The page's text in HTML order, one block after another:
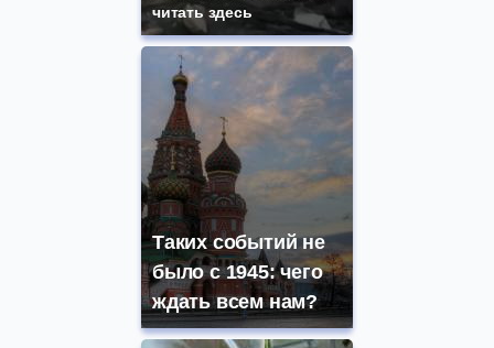
читать здесь
Таких событий не
было с 1945: чего
ждать всем нам?